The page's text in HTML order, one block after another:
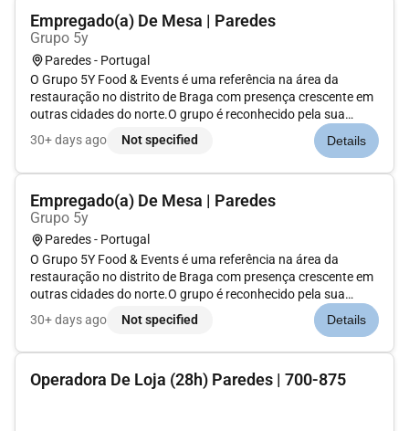
Empregado(a) De Mesa | Paredes
Grupo 5y
Paredes - Portugal
O Grupo 5Y Food & Events é uma referência na área da
restauração no distrito de Braga com presença crescente em
outras cidades do norte.O grupo é reconhecido pela sua
diversidade gastronómica com restaurantes especializados
em cozinha oriental e internacional e conta atualmente com
30+ days ago Not specified Details
Empregado(a) De Mesa | Paredes
Grupo 5y
Paredes - Portugal
O Grupo 5Y Food & Events é uma referência na área da
restauração no distrito de Braga com presença crescente em
outras cidades do norte.O grupo é reconhecido pela sua
diversidade gastronómica com restaurantes especializados
em cozinha oriental e internacional e conta atualmente com
30+ days ago Not specified Details
Operadora De Loja (28h) Paredes | 700-875